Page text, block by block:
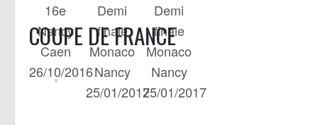
16e
Nancy
Caen
26/10/2016
Demi
finale
Monaco
Nancy
25/01/2017
Demi
finale
Monaco
Nancy
25/01/2017
COUPE DE FRANCE